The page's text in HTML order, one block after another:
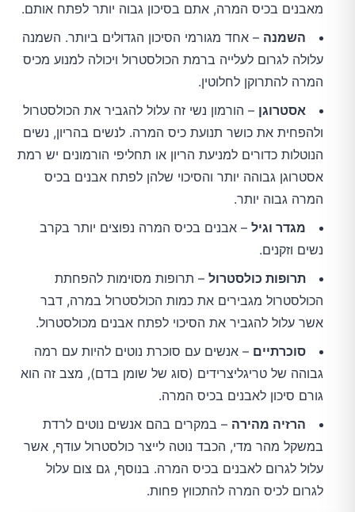
מאבנים בכיס המרה, אתם בסיכון גבוה יותר לפתח אותם.
השמנה – אחד מגורמי הסיכון הגדולים ביותר. השמנה
עלולה לגרום לעלייה ברמת הכולסטרול ויכולה למנוע מכיס
המרה להתרוקן לחלוטין.
אסטרוגן – הורמון נשי זה עלול להגביר את הכולסטרול
ולהפחית את כושר תנועת כיס המרה. לנשים בהריון, נשים
הנוטלות כדורים למניעת הריון או תחליפי הורמונים יש רמת
אסטרוגן גבוהה יותר והסיכוי שלהן לפתח אבנים בכיס
המרה גבוה יותר.
מגדר וגיל – אבנים בכיס המרה נפוצים יותר בקרב
נשים וזקנים.
תרופות כולסטרול – תרופות מסוימות להפחתת
הכולסטרול מגבירים את כמות הכולסטרול במרה, דבר
אשר עלול להגביר את הסיכוי לפתח אבנים מכולסטרול.
סוכרתיים – אנשים עם סוכרת נוטים להיות עם רמה
גבוהה של טריגליצרידים (סוג של שומן בדם), מצב זה הוא
גורם סיכון לאבנים בכיס המרה.
הרזיה מהירה – במקרים בהם אנשים נוטים לרדת
במשקל מהר מדי, הכבד נוטה לייצר כולסטרול עודף, אשר
עלול לגרום לאבנים בכיס המרה. בנוסף, גם צום עלול
לגרום לכיס המרה להתכווץ פחות.